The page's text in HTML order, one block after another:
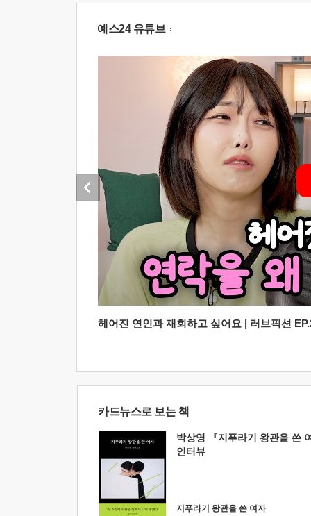
예스24 유튜브
헤어진 연인과 재회하고 싶어요 | 러브픽션
카드뉴스로 보는 책
박상영 『지푸라기 왕관을 쓴
인터뷰
지푸라기 왕관을 쓴 여자